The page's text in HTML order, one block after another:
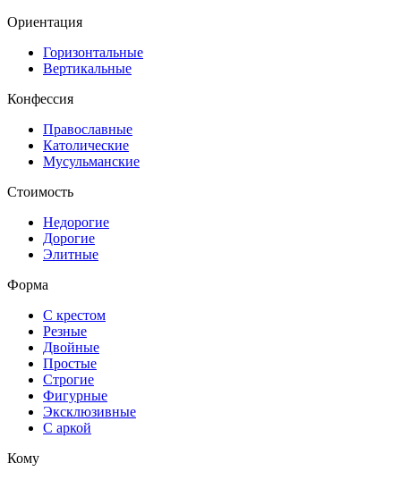
Ориентация
Горизонтальные
Вертикальные
Конфессия
Православные
Католические
Мусульманские
Стоимость
Недорогие
Дорогие
Элитные
Форма
С крестом
Резные
Двойные
Простые
Строгие
Фигурные
Эксклюзивные
С аркой
Кому